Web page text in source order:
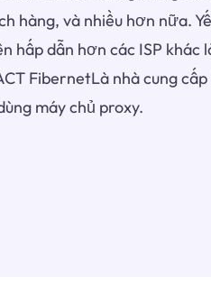
hàng, và nhiều hơn nữa.
hấp dẫn hơn các ISP khác
FibernetLà nhà cung
máy chủ proxy.